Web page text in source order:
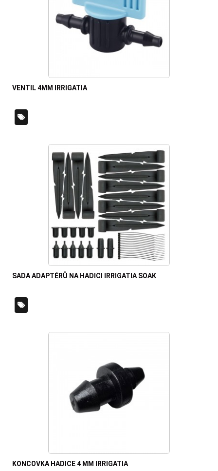
VENTIL 4MM IRRIGATIA
SADA ADAPTÉRŮ NA HADICI IRRIGATIA SOAK
KONCOVKA HADICE 4 MM IRRIGATIA